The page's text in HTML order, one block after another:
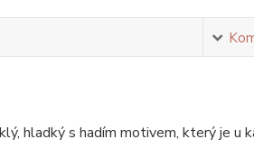
hladký s hadím motivem, který je u